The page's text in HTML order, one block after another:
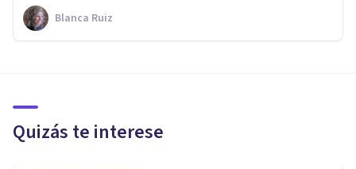
Blanca Ruiz
Quizás te interese